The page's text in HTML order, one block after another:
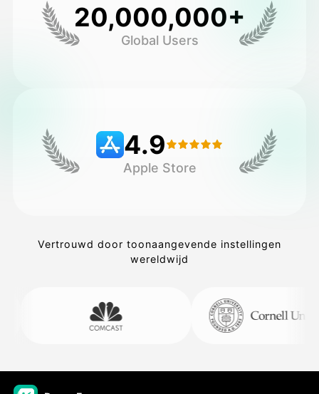
20,000,000+
Global Users
4.9
Apple Store
Vertrouwd door toonaangevende instellingen
wereldwijd